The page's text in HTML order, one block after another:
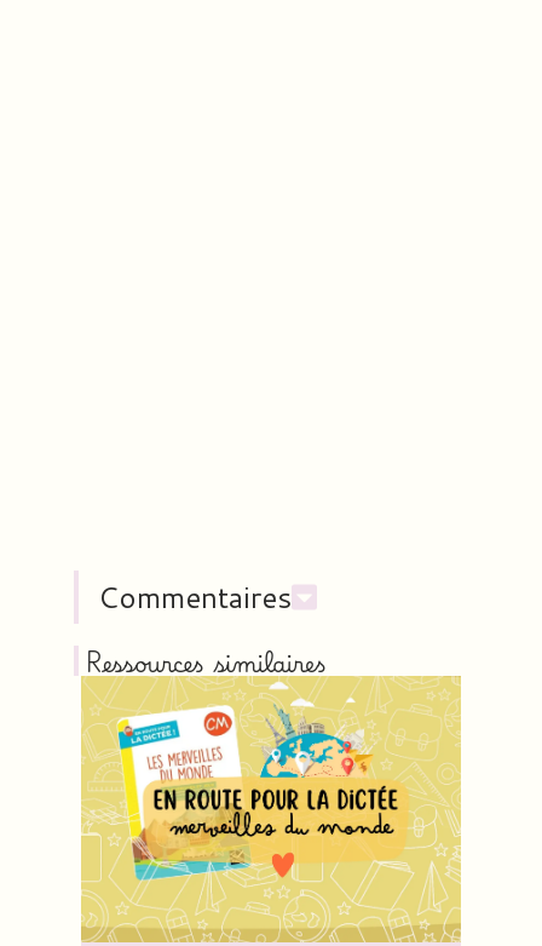
Commentaires
Ressources similaires